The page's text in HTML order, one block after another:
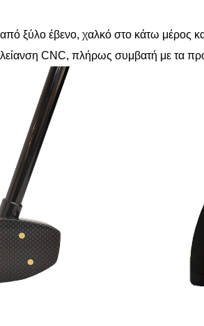
ξύλο έβενο, χαλκό στο κάτω μέρος
λείανση CNC, πλήρως συμβατή με τα